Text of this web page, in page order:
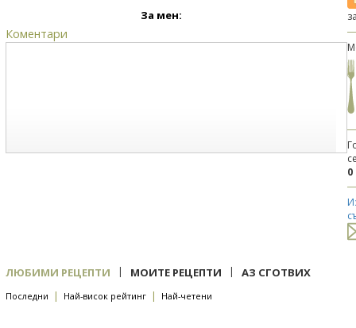
За мен:
Коментари
0
ЛЮБИМИ РЕЦЕПТИ | МОИТЕ РЕЦЕПТИ | АЗ СГОТВИХ
Последни | Най-висок рейтинг | Най-четени